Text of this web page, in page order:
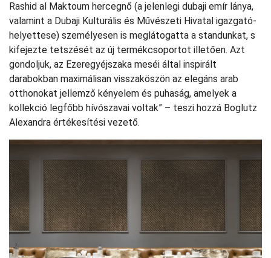
Rashid al Maktoum hercegnő (a jelenlegi dubaji emír lánya,
valamint a Dubaji Kulturális és Művészeti Hivatal igazgató-
helyettese) személyesen is meglátogatta a standunkat, s
kifejezte tetszését az új termékcsoportot illetően. Azt
gondoljuk, az Ezeregyéjszaka meséi által inspirált
darabokban maximálisan visszaköszön az elegáns arab
otthonokat jellemző kényelem és puhaság, amelyek a
kollekció legfőbb hívószavai voltak” – teszi hozzá Boglutz
Alexandra értékesítési vezető.